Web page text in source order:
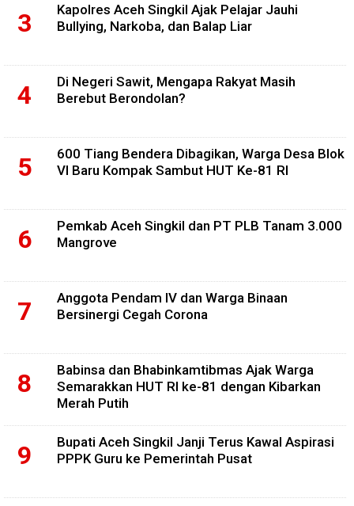
Kapolres Aceh Singkil Ajak Pelajar Jauhi
Bullying, Narkoba, dan Balap Liar
Di Negeri Sawit, Mengapa Rakyat Masih
Berebut Berondolan?
600 Tiang Bendera Dibagikan, Warga Desa Blok
VI Baru Kompak Sambut HUT Ke-81 RI
Pemkab Aceh Singkil dan PT PLB Tanam 3.000
Mangrove
Anggota Pendam IV dan Warga Binaan
Bersinergi Cegah Corona
Babinsa dan Bhabinkamtibmas Ajak Warga
Semarakkan HUT RI ke-81 dengan Kibarkan
Merah Putih
Bupati Aceh Singkil Janji Terus Kawal Aspirasi
PPPK Guru ke Pemerintah Pusat